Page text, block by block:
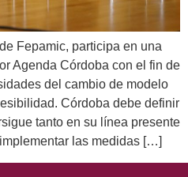
Fepamic, participa en una
Agenda Córdoba con el fin de
del cambio de modelo
Córdoba debe definir
tanto en su línea presente
las medidas […]